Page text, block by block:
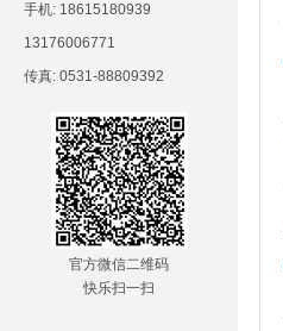
手机: 18615180939
13176006771
传真: 0531-88809392
官方微信二维码
快乐扫一扫